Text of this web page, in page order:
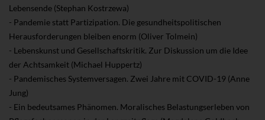
Lebensende (Stephan Kostrzewa)
- Pandemie statt Partizipation. Die gesundheitspolitischen
Herausforderungen bleiben enorm (Oliver Tolmein)
- Lebenskunst und Gesellschaftskritik. Zur Diskussion um die Idee
der Achtsamkeit (Michael Huppertz)
- Pandemisches Systemversagen. Zwei Jahre mit COVID-19 (Anne
Jung)
- Ein bedeutsames Phänomen. Moralisches Belastungserleben von